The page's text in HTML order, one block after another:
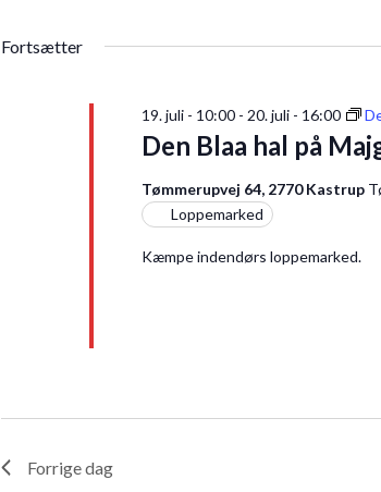
Navigation
nøgleord.
dato.
Fortsætter
Den Blaa hal på
19. juli - 10:00 - 20. juli - 16:00
Tømmerupvej 64, 2770 Kastrup
Loppemarked
Kæmpe indendørs loppemarked.
Forrige dag